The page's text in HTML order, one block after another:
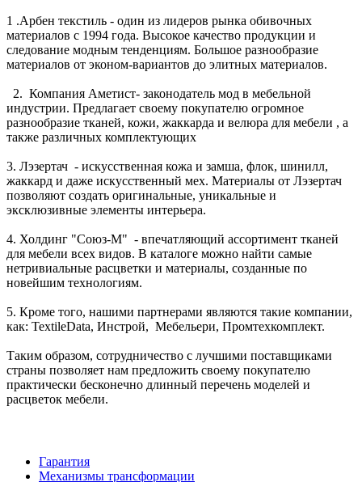
1 .Арбен текстиль - один из лидеров рынка обивочных
материалов с 1994 года. Высокое качество продукции и
следование модным тенденциям. Большое разнообразие
материалов от эконом-вариантов до элитных материалов.
2. Компания Аметист- законодатель мод в мебельной
индустрии. Предлагает своему покупателю огромное
разнообразие тканей, кожи, жаккарда и велюра для мебели , а
также различных комплектующих
3. Лэзертач - искусственная кожа и замша, флок, шинилл,
жаккард и даже искусственный мех. Материалы от Лэзертач
позволяют создать оригинальные, уникальные и
эксклюзивные элементы интерьера.
4. Холдинг "Союз-М" - впечатляющий ассортимент тканей
для мебели всех видов. В каталоге можно найти самые
нетривиальные расцветки и материалы, созданные по
новейшим технологиям.
5. Кроме того, нашими партнерами являются такие компании,
как: TextileData, Инстрой, Мебельери, Промтехкомплект.
Таким образом, сотрудничество с лучшими поставщиками
страны позволяет нам предложить своему покупателю
практически бесконечно длинный перечень моделей и
расцветок мебели.
Гарантия
Механизмы трансформации